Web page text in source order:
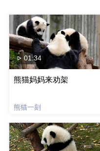
01:34
熊猫妈妈来劝架
熊猫一刻